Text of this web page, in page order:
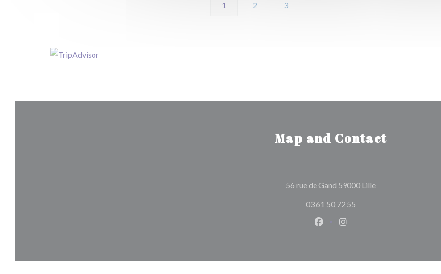
1 2 3
Map and Contact
56 rue de Gand 59000 Lille((opens in a new
03 61 50 72 55
Facebook ((opens in a new
Instagram ((opens in a